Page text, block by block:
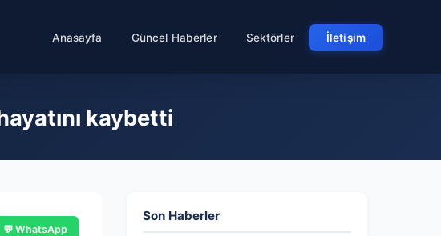
Anasayfa Güncel Haberler Sektörler İletişim
kaybetti
💬 WhatsApp
Son Haberler